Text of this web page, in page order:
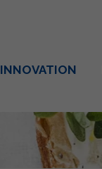
INNOVATION